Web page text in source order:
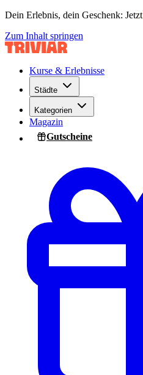
Dein Erlebnis, dein Geschenk: Jetzt
Zum Inhalt springen
Kurse & Erlebnisse
Städte
Kategorien
Magazin
Gutscheine